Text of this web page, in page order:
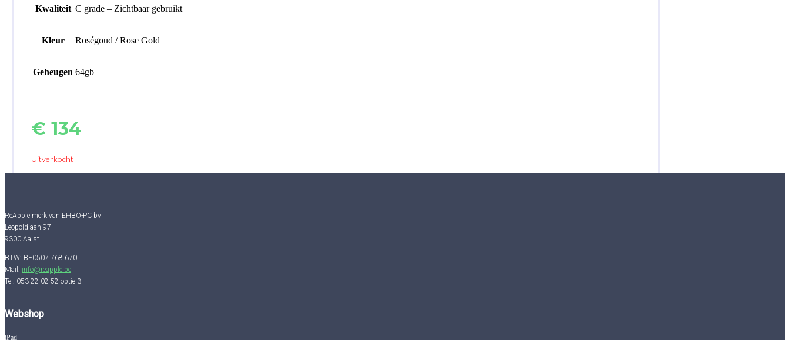
Kwaliteit C grade – Zichtbaar gebruikt
Kleur Roségoud / Rose Gold
Geheugen 64gb
€ 134
Uitverkocht
ReApple merk van EHBO-PC bv
Leopoldlaan 97
9300 Aalst
BTW: BE0507.768.670
Mail: info@reapple.be
Tel: 053 22 02 52 optie 3
Webshop
iPad